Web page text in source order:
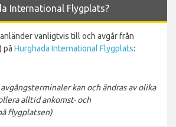
International Flygplats?
vanligtvis till och avgår från
på Hurghada International Flygplats:
kan och ändras av olika
alltid ankomst- och
flygplatsen)